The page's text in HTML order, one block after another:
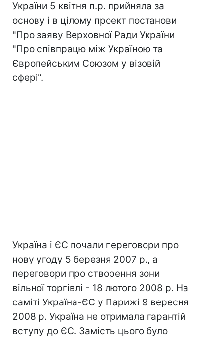
України 5 квітня п.р. прийняла за
основу і в цілому проект постанови
"Про заяву Верховної Ради України
"Про співпрацю між Україною та
Європейським Союзом у візовій
сфері".
Україна і ЄС почали переговори про
нову угоду 5 березня 2007 р., а
переговори про створення зони
вільної торгівлі - 18 лютого 2008 р. На
саміті Україна-ЄС у Парижі 9 вересня
2008 р. Україна не отримала гарантій
вступу до ЄС. Замість цього було